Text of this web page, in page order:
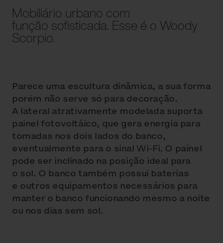
Mobiliário urbano com
função sofisticada. Esse é o Woody
Scorpio.
Parece uma escultura dinâmica, a sua forma
porém não serve só para decoração.
A lateral atrativamente modelada suporta
painel fotovoltáico, que gera energia para
tomadas nos dois lados do banco,
eventualmente para o sinal Wi-Fi. O painel
pode ser inclinado na posição ideal para
o sol. O banco também possui baterias
e outros equipamentos necessários para
manter o banco funcionando mesmo a noite
ou nos dias sem sol.